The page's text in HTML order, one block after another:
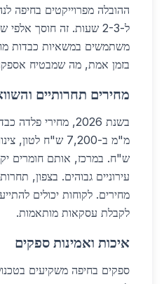
ההובלה מפרוייקטים בחיפה
ל-2-3 שעות. זה חוסך
בזמן אמת, מה שמבטיח
מחירים תחרותיים
ש"ח. במרכז, אותם חומרים
עירוניים גבוהים. בצפון,
מחירים. לקוחות יכולים
לקבלת עסקאות מותאמות.
איכות ואמינות ספקים
ספקים בחיפה משקיעים